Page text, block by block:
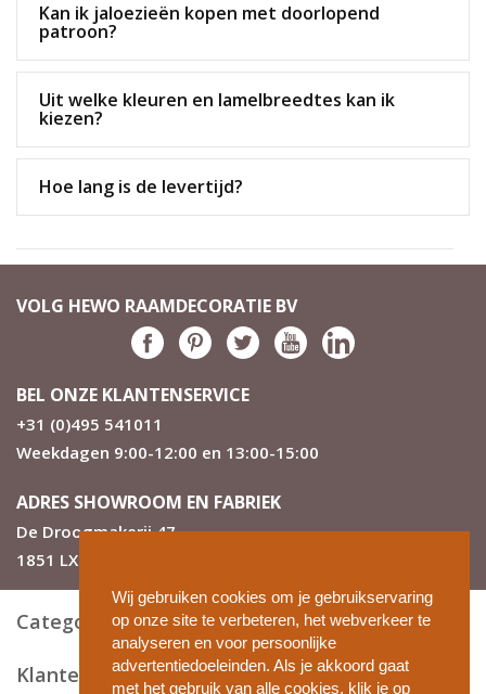
Wij gebruiken cookies om je gebruikservaring
op onze site te verbeteren, het webverkeer te
analyseren en voor persoonlijke
advertentiedoeleinden. Als je akkoord gaat
met het gebruik van alle cookies, klik je op
Kan ik jaloezieën kopen met doorlopend
patroon?
Uit welke kleuren en lamelbreedtes kan ik
kiezen?
Hoe lang is de levertijd?
VOLG HEWO RAAMDECORATIE BV
BEL ONZE KLANTENSERVICE
+31 (0)495 541011
Weekdagen 9:00-12:00 en 13:00-15:00
ADRES SHOWROOM EN FABRIEK
De Droogmakerij 47
1851 LX Heiloo
Categorieën
Klantenservice